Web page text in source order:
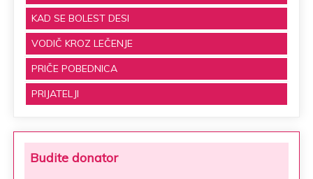
KAD SE BOLEST DESI
VODIČ KROZ LEČENJE
PRIČE POBEDNICA
PRIJATELJI
Budite donator